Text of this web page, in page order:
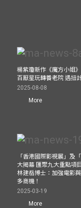
楊紫瓊新作《魔方小姐
百厭星玩轉養老院 遇扭
2025-08-08
More
「香港國際影視展」及
大揭幕 匯聚九大重點項
林建岳博士：加強電影
多商機！
2025-03-19
More